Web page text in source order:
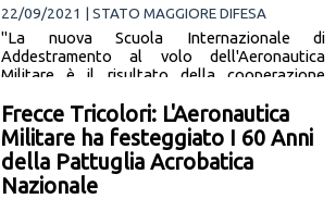
22/09/2021 | STATO MAGGIORE DIFESA
"La nuova Scuola Internazionale di
Addestramento al volo dell'Aeronautica
Militare è il risultato della cooperazione
Industria nazionale e… [leggi la notizia]
Frecce Tricolori: L'Aeronautica
Militare ha festeggiato I 60 Anni
della Pattuglia Acrobatica
Nazionale